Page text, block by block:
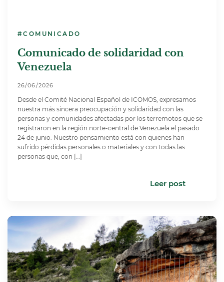
#COMUNICADO
Comunicado de solidaridad con
Venezuela
26/06/2026
Desde el Comité Nacional Español de ICOMOS, expresamos
nuestra más sincera preocupación y solidaridad con las
personas y comunidades afectadas por los terremotos que se
registraron en la región norte-central de Venezuela el pasado
24 de junio. Nuestro pensamiento está con quienes han
sufrido pérdidas personales o materiales y con todas las
personas que, con […]
Leer post